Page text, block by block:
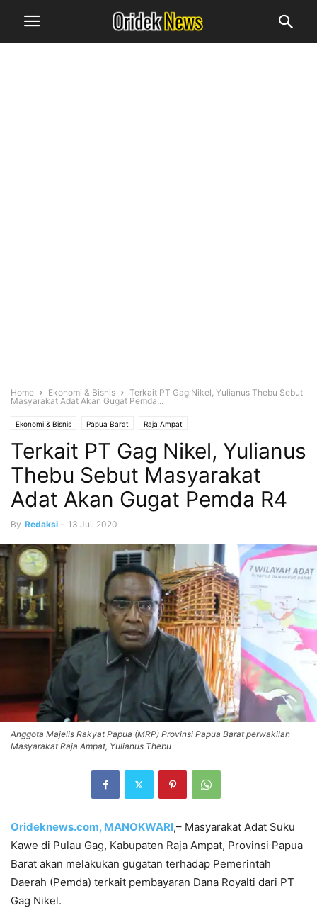
Home Ekonomi & Bisnis
Terkait PT Gag Nikel, Yulianus Thebu Sebut
Masyarakat Adat Akan Gugat Pemda...
Ekonomi & Bisnis Papua Barat Raja Ampat
Terkait PT Gag Nikel, Yulianus
Thebu Sebut Masyarakat
Adat Akan Gugat Pemda R4
By Redaksi - 13 Juli 2020
Anggota Majelis Rakyat Papua (MRP) Provinsi Papua Barat perwakilan
Masyarakat Raja Ampat, Yulianus Thebu
Orideknews.com, MANOKWARI,– Masyarakat Adat Suku
Kawe di Pulau Gag, Kabupaten Raja Ampat, Provinsi Papua
Barat akan melakukan gugatan terhadap Pemerintah
Daerah (Pemda) terkait pembayaran Dana Royalti dari PT
Gag Nikel.